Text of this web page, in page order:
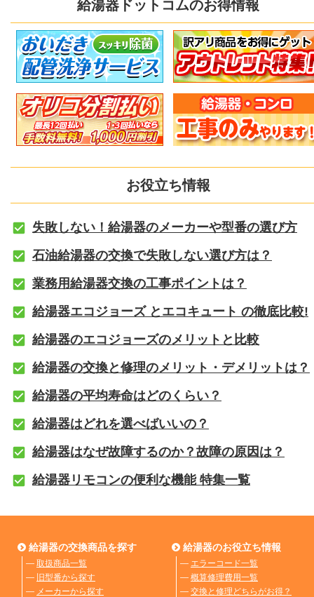
給湯器ドットコムのお得情報
お役立ち情報
失敗しない！給湯器のメーカーや型番の選び方
石油給湯器の交換で失敗しない選び方は？
業務用給湯器交換の工事ポイントは？
給湯器エコジョーズ とエコキュート の徹底比較!
給湯器のエコジョーズのメリットと比較
給湯器の交換と修理のメリット・デメリットは？
給湯器の平均寿命はどのくらい？
給湯器はどれを選べばいいの？
給湯器はなぜ故障するのか？故障の原因は？
給湯器リモコンの便利な機能 特集一覧
給湯器の交換商品を探す
― 取扱商品一覧
― 旧型番から探す
― メーカーから探す
給湯器のお役立ち情報
― エラーコード一覧
― 概算修理費用一覧
― 交換と修理どちらがお得？